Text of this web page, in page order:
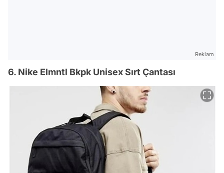
Reklam
6. Nike Elmntl Bkpk Unisex Sırt Çantası